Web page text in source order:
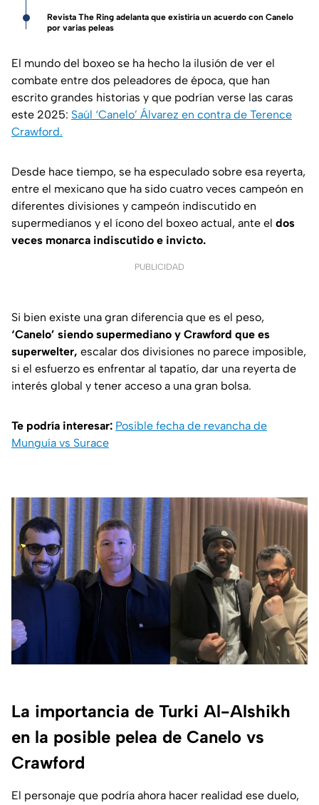
Revista The Ring adelanta que existiría un acuerdo con Canelo
por varias peleas
El mundo del boxeo se ha hecho la ilusión de ver el
combate entre dos peleadores de época, que han
escrito grandes historias y que podrían verse las caras
este 2025: Saúl ‘Canelo’ Álvarez en contra de Terence
Crawford.
Desde hace tiempo, se ha especulado sobre esa reyerta,
entre el mexicano que ha sido cuatro veces campeón en
diferentes divisiones y campeón indiscutido en
supermedianos y el ícono del boxeo actual, ante el dos
veces monarca indiscutido e invicto.
PUBLICIDAD
Si bien existe una gran diferencia que es el peso,
‘Canelo’ siendo supermediano y Crawford que es
superwelter, escalar dos divisiones no parece imposible,
si el esfuerzo es enfrentar al tapatío, dar una reyerta de
interés global y tener acceso a una gran bolsa.
Te podría interesar: Posible fecha de revancha de
Munguía vs Surace
La importancia de Turki Al-Alshikh
en la posible pelea de Canelo vs
Crawford
El personaje que podría ahora hacer realidad ese duelo,